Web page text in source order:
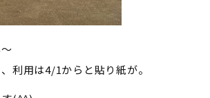
利用は4/1からと貼り紙が。